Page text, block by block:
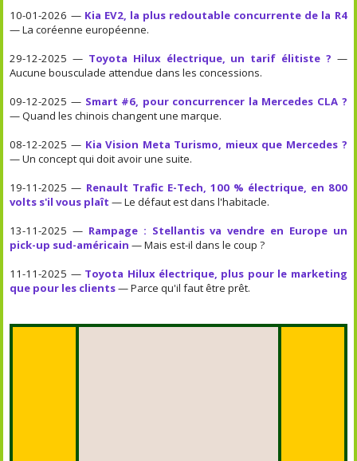
10-01-2026 — Kia EV2, la plus redoutable concurrente de la R4
— La coréenne européenne.
29-12-2025 — Toyota Hilux électrique, un tarif élitiste ? —
Aucune bousculade attendue dans les concessions.
09-12-2025 — Smart #6, pour concurrencer la Mercedes CLA ?
— Quand les chinois changent une marque.
08-12-2025 — Kia Vision Meta Turismo, mieux que Mercedes ?
— Un concept qui doit avoir une suite.
19-11-2025 — Renault Trafic E-Tech, 100 % électrique, en 800
volts s'il vous plaît — Le défaut est dans l'habitacle.
13-11-2025 — Rampage : Stellantis va vendre en Europe un
pick-up sud-américain — Mais est-il dans le coup ?
11-11-2025 — Toyota Hilux électrique, plus pour le marketing
que pour les clients— Parce qu'il faut être prêt.